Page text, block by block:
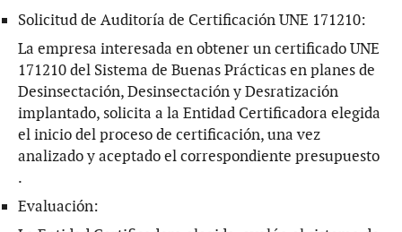
Solicitud de Auditoría de Certificación UNE 171210:
La empresa interesada en obtener un certificado UNE
171210 del Sistema de Buenas Prácticas en planes de
Desinsectación, Desinsectación y Desratización
implantado, solicita a la Entidad Certificadora elegida
el inicio del proceso de certificación, una vez
analizado y aceptado el correspondiente presupuesto
.
Evaluación: